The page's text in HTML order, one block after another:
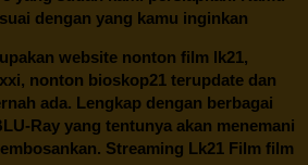
dengan yang kamu inginkan
website nonton film lk21,
nonton bioskop21 terupdate dan
ada. Lengkap dengan berbagai
Ray yang tentunya akan menemani
Streaming Lk21 Film film